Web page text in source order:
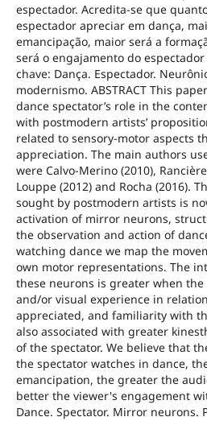
espectador. Acredita-se que
espectador apreciar em dança,
emancipação, maior será a
será o engajamento do
chave: Dança. Espectador.
modernismo. ABSTRACT This
dance spectator’s role in the
with postmodern artists’
related to sensory-motor aspects
appreciation. The main authors
were Calvo-Merino (2010),
Louppe (2012) and Rocha (2016).
sought by postmodern artists is
activation of mirror neurons,
the observation and action of
watching dance we map the
own motor representations. The
these neurons is greater when
and/or visual experience in
appreciated, and familiarity with
also associated with greater
of the spectator. We believe that
the spectator watches in dance,
emancipation, the greater the
better the viewer's engagement
Dance. Spectator. Mirror neurons.